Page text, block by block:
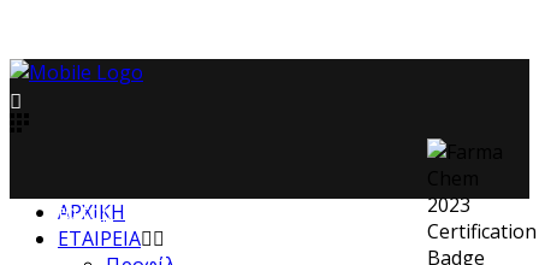
ΑΡΧΙΚΗ
ΕΤΑΙΡΕΙΑ
Back to top